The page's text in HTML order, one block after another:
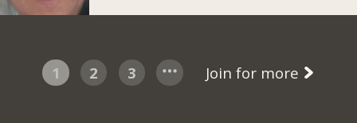
1 2 3 Join for more